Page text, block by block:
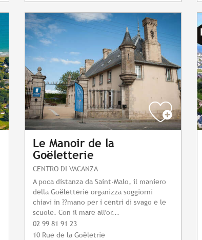
Le Manoir de la
Goëletterie
CENTRO DI VACANZA
A poca distanza da Saint-Malo, il maniero
della Goëletterie organizza soggiorni
chiavi in ??mano per i centri di svago e le
scuole. Con il mare all'or...
02 99 81 91 23
10 Rue de la Goëletrie